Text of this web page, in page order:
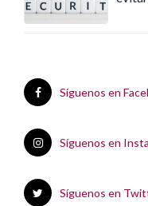
Síguenos en
Síguenos en
Síguenos en